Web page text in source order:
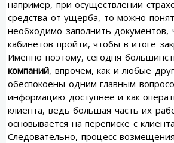
например, при осуществлении
средства от ущерба, то можно
необходимо заполнить документов,
кабинетов пройти, чтобы в итоге
Именно поэтому, сегодня
компаний, впрочем, как и любые
обеспокоены одним главным
информацию доступнее и как
клиента, ведь большая часть их
основывается на переписке с
Следовательно, процесс